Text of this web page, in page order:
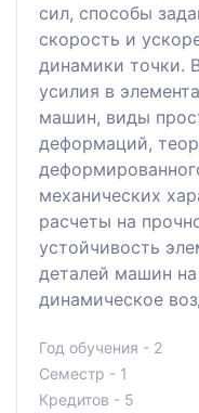
сил, способы
скорость и
динамики точки.
усилия в
машин, виды
деформаций,
механических
расчеты на
устойчивость
деталей машин
динамическое
Год обучения - 2
Семестр - 1
Кредитов - 5